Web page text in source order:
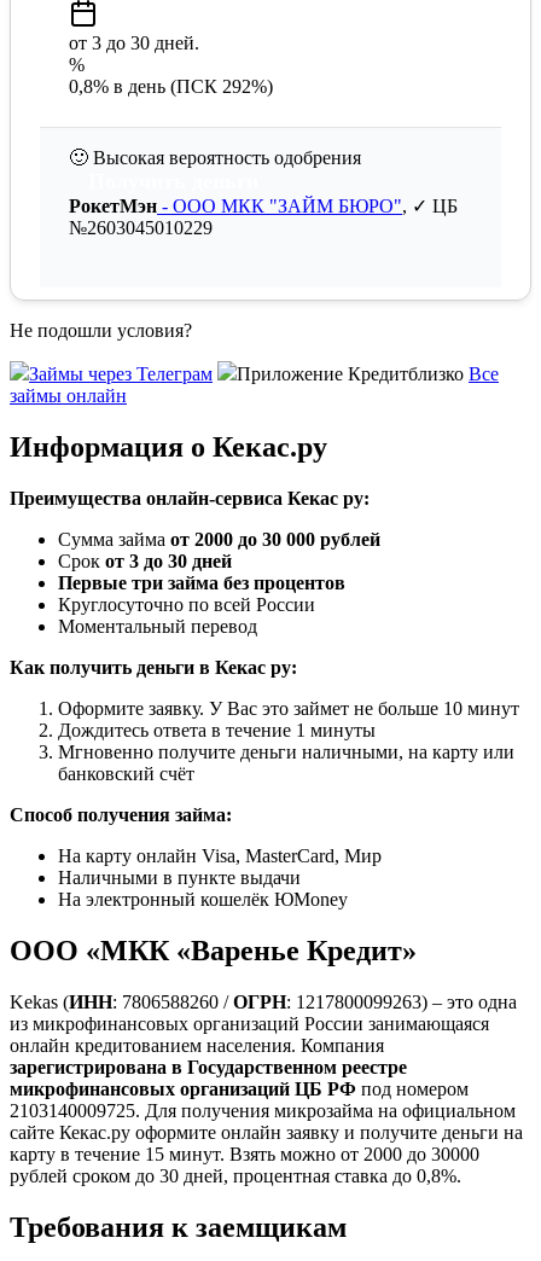
от 3 до 30 дней.
%
0,8% в день (ПСК 292%)
🙂 Высокая вероятность одобрения
РокетМэн - ООО МКК "ЗАЙМ БЮРО", ✓ ЦБ
№2603045010229
Не подошли условия?
Займы через Телеграм Приложение Кредитблизко Все
займы онлайн
Информация о Кекас.ру
Преимущества онлайн-сервиса Кекас ру:
Сумма займа от 2000 до 30 000 рублей
Срок от 3 до 30 дней
Первые три займа без процентов
Круглосуточно по всей России
Моментальный перевод
Как получить деньги в Кекас ру:
Оформите заявку. У Вас это займет не больше 10 минут
Дождитесь ответа в течение 1 минуты
Мгновенно получите деньги наличными, на карту или
банковский счёт
Способ получения займа:
На карту онлайн Visa, MasterCard, Мир
Наличными в пункте выдачи
На электронный кошелёк ЮMoney
ООО «МКК «Варенье Кредит»
Kekas (ИНН: 7806588260 /ОГРН: 1217800099263) – это одна
из микрофинансовых организаций России занимающаяся
онлайн кредитованием населения. Компания
зарегистрирована в Государственном реестре
микрофинансовых организаций ЦБ РФ под номером
2103140009725. Для получения микрозайма на официальном
сайте Кекас.ру оформите онлайн заявку и получите деньги на
карту в течение 15 минут. Взять можно от 2000 до 30000
рублей сроком до 30 дней, процентная ставка до 0,8%.
Требования к заемщикам